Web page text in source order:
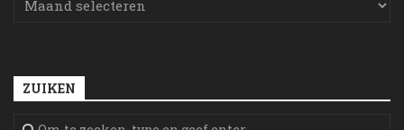
ZUIKEN